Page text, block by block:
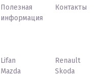
Полезная
информация
Контакты
Lifan
Mazda
Renault
Skoda